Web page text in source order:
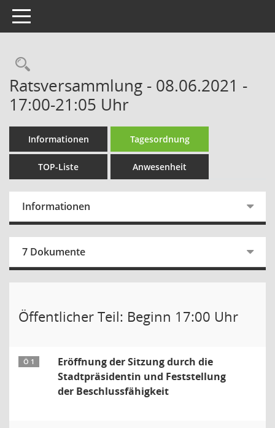
Toggle navigation
Rechercheauswahl
Ratsversammlung - 08.06.2021 -
17:00-21:05 Uhr
Informationen Tagesordnung
TOP-Liste Anwesenheit
Informationen
7 Dokumente
Öffentlicher Teil: Beginn 17:00 Uhr
Ö 1
Eröffnung der Sitzung durch die
Stadtpräsidentin und Feststellung
der Beschlussfähigkeit